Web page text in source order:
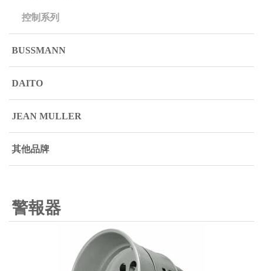
控制系列
BUSSMANN
DAITO
JEAN MULLER
其他品牌
警報器